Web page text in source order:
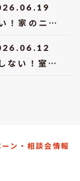
来客前に見直したい！家のニオイ対策リフォーム
リフォームで失敗しない！室内ドアの選び方
ン・相談会情報